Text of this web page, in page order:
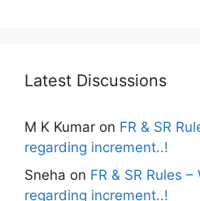
Latest Discussions
M K Kumar on FR & SR
regarding increment..!
Sneha on FR & SR Rules
regarding increment..!